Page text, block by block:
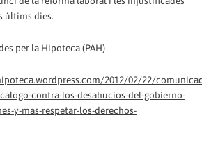
últims dies.
per la Hipoteca (PAH)
2012/02/22/
contra-los-desahucios-del-gobierno-
y-mas-respetar-los-derechos-